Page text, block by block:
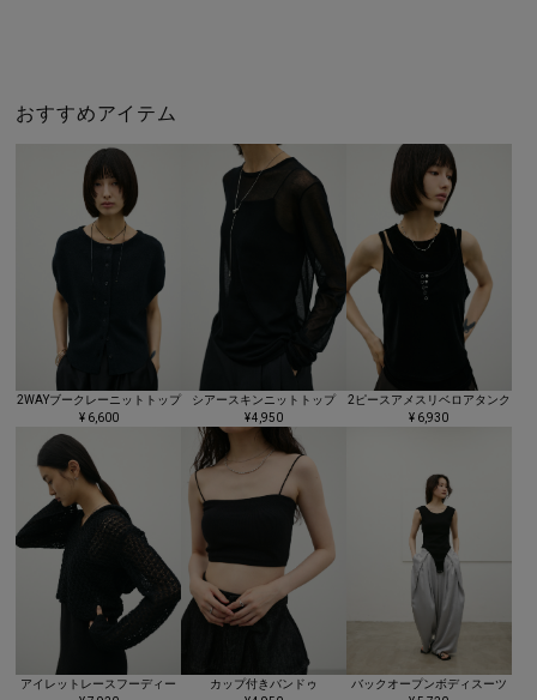
おすすめアイテム
2WAYブークレーニットトップ
¥ 6,600
シアースキンニットトップ
¥ 4,950
2ピースアメスリベロアタンク
¥ 6,930
アイレットレースフーディー
カップ付きバンドゥ
バックオープンボディスーツ